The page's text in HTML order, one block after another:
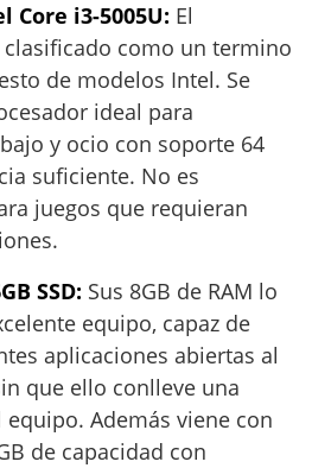
Core i3-5005U: El
clasificado como un termino
de modelos Intel. Se
ideal para
y ocio con soporte 64
suficiente. No es
juegos que requieran
SSD: Sus 8GB de RAM lo
equipo, capaz de
aplicaciones abiertas al
que ello conlleve una
Además viene con
de capacidad con